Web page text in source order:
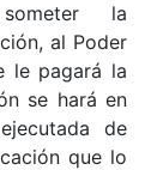
la
al Poder
le pagará la
se hará en
de
que lo